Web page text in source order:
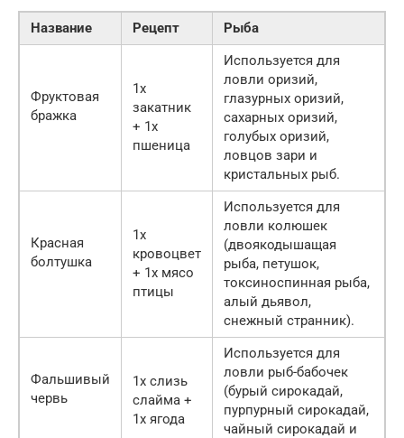
Название Рецепт Рыба
Фруктовая
бражка
1х
закатник
+ 1х
пшеница
Используется для
ловли оризий,
глазурных оризий,
сахарных оризий,
голубых оризий,
ловцов зари и
кристальных рыб.
Красная
болтушка
1х
кровоцвет
+ 1х мясо
птицы
Используется для
ловли колюшек
(двоякодышащая
рыба, петушок,
токсиноспинная рыба,
алый дьявол,
снежный странник).
Фальшивый
червь
1х слизь
слайма +
1х ягода
Используется для
ловли рыб-бабочек
(бурый сирокадай,
пурпурный сирокадай,
чайный сирокадай и